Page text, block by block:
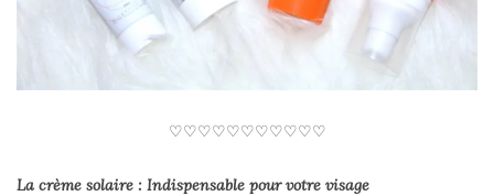
♡♡♡♡♡♡♡♡♡♡♡
La crème solaire : Indispensable pour votre visage